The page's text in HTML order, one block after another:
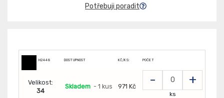
Potřebuji poradit
H2448 DOSTUPNOST KČ/KS: POČET
Velikost:
34
Skladem - 1 kus 971 Kč - +
ks